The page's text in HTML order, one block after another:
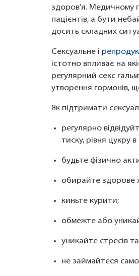
здоров’я. Медичному
пацієнтів, а бути
досить складних
Сексуальне і
істотно впливає на
регулярний секс
утворення гормонів,
Як підтримати
регулярно
тиску, рівня цукру
будьте фізично
обирайте здорове
киньте курити;
обмежте або
уникайте стресів
не займайтеся